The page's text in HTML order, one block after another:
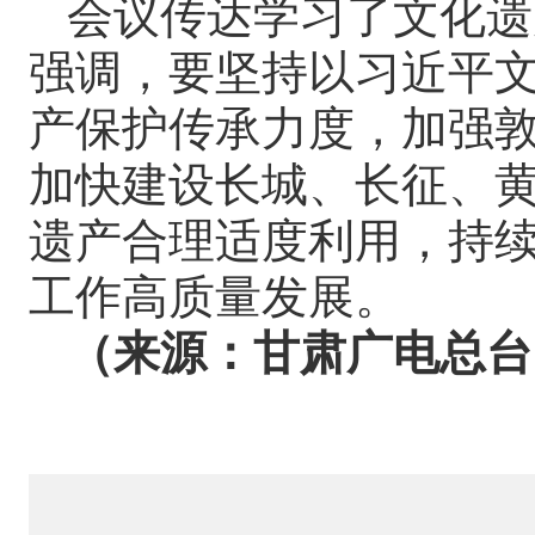
会议传达学习了文化
强调，要坚持以习近平
产保护传承力度，加强
加快建设长城、长征、
遗产合理适度利用，持
工作高质量发展。
（来源：甘肃广电总